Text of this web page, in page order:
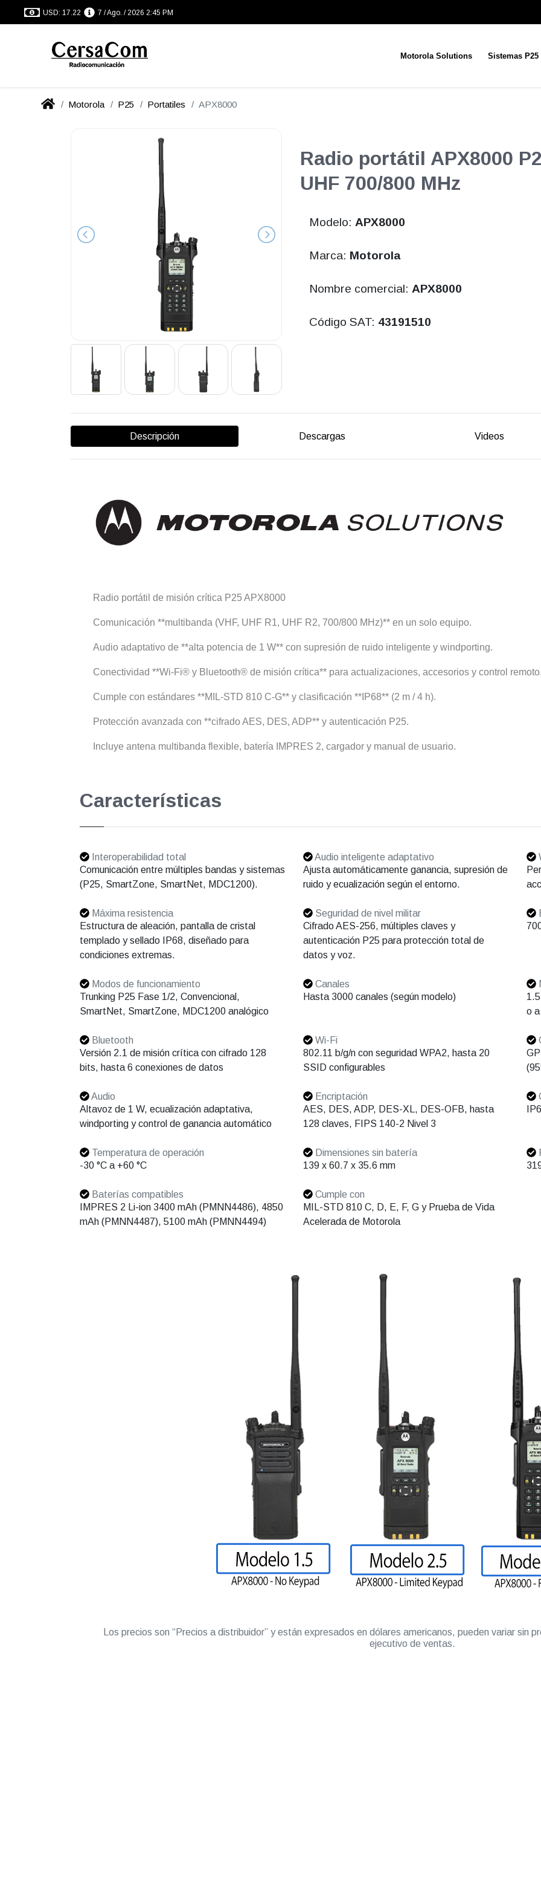
USD: 17.22 7 / Ago. / 2026 2:45 PM
Motorola Solutions Sistemas P25
Motorola P25 Portatiles APX8000
Radio portátil APX8000
UHF 700/800 MHz
Modelo: APX8000
Marca: Motorola
Nombre comercial: APX8000
Código SAT: 43191510
Descripción Descargas Videos
Radio portátil de misión crítica P25 APX8000
Comunicación **multibanda (VHF, UHF R1, UHF R2, 700/800 MHz)** en un solo equipo.
Audio adaptativo de **alta potencia de 1 W** con supresión de ruido inteligente y windporting.
Conectividad **Wi-Fi® y Bluetooth® de misión crítica** para actualizaciones, accesorios y control
Cumple con estándares **MIL-STD 810 C-G** y clasificación **IP68** (2 m / 4 h).
Protección avanzada con **cifrado AES, DES, ADP** y autenticación P25.
Incluye antena multibanda flexible, batería IMPRES 2, cargador y manual de usuario.
Características
Interoperabilidad total
Comunicación entre múltiples bandas y sistemas
(P25, SmartZone, SmartNet, MDC1200).
Audio inteligente adaptativo
Ajusta automáticamente ganancia, supresión de
ruido y ecualización según el entorno.
Máxima resistencia
Estructura de aleación, pantalla de cristal
templado y sellado IP68, diseñado para
condiciones extremas.
Seguridad de nivel militar
Cifrado AES-256, múltiples claves y
autenticación P25 para protección total de
datos y voz.
Modos de funcionamiento
Trunking P25 Fase 1/2, Convencional,
SmartNet, SmartZone, MDC1200 analógico
Canales
Hasta 3000 canales (según modelo)
o
Bluetooth
Versión 2.1 de misión crítica con cifrado 128
bits, hasta 6 conexiones de datos
Wi-Fi
802.11 b/g/n con seguridad WPA2, hasta 20
SSID configurables
Audio
Altavoz de 1 W, ecualización adaptativa,
windporting y control de ganancia automático
Encriptación
AES, DES, ADP, DES-XL, DES-OFB, hasta
128 claves, FIPS 140-2 Nivel 3
Temperatura de operación
-30 °C a +60 °C
Dimensiones sin batería
139 x 60.7 x 35.6 mm
Baterías compatibles
IMPRES 2 Li-ion 3400 mAh (PMNN4486), 4850
mAh (PMNN4487), 5100 mAh (PMNN4494)
Cumple con
MIL-STD 810 C, D, E, F, G y Prueba de Vida
Acelerada de Motorola
Los precios son “Precios a distribuidor” y están expresados en dólares americanos, pueden variar sin
ejecutivo de ventas.